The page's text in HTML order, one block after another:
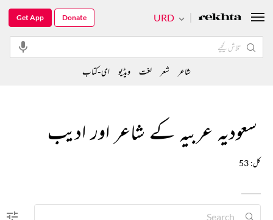
سعودیہ عربیہ کے شاعر اور ادیب
کل: 53
URD
Get App Donate
شاعر شعر لغت ویڈیو ای-کتاب